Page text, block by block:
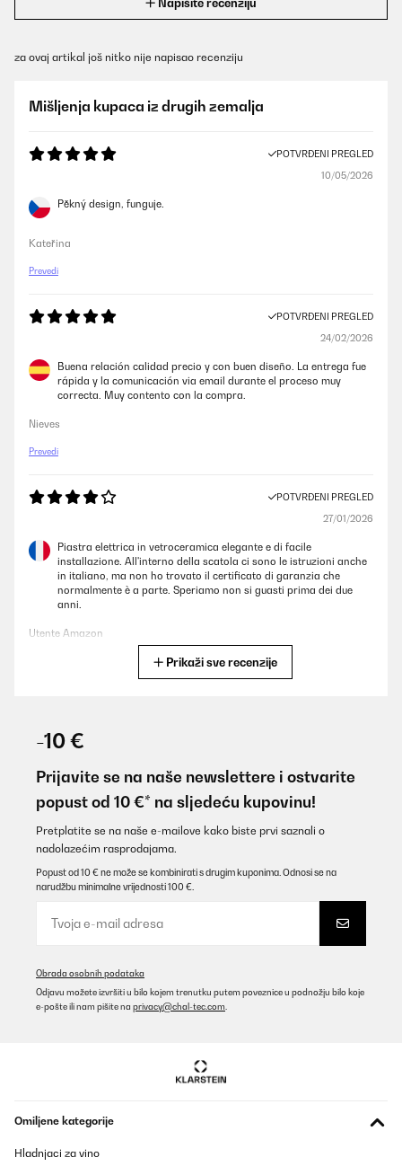
Napišite recenziju
za ovaj artikal još nitko nije napisao recenziju
Mišljenja kupaca iz drugih zemalja
POTVRĐENI PREGLED
10/05/2026
Pěkný design, funguje.
Kateřina
Prevedi
POTVRĐENI PREGLED
24/02/2026
Buena relación calidad precio y con buen diseño. La entrega fue
rápida y la comunicación via email durante el proceso muy
correcta. Muy contento con la compra.
Nieves
Prevedi
POTVRĐENI PREGLED
27/01/2026
Piastra elettrica in vetroceramica elegante e di facile
installazione. All'interno della scatola ci sono le istruzioni anche
in italiano, ma non ho trovato il certificato di garanzia che
normalmente è a parte. Speriamo non si guasti prima dei due
anni.
Utente Amazon
begeistert. Es heizt sehr schnell auf und die Qualität überzeugt
mich auf ganzer Linie. Ein hervorragendes Preis-Leistungs-
Verhältnis!
Yaser
POTVRĐENI PREGLED
18/10/2025
Utilisateur d'Amazon
Sehr gute Oualität
Amazon-Benutzer
Prikaži sve recenzije
-10 €
Prijavite se na naše newslettere i ostvarite
popust od 10 €* na sljedeću kupovinu!
Pretplatite se na naše e-mailove kako biste prvi saznali o
nadolazećim rasprodajama.
Popust od 10 € ne može se kombinirati s drugim kuponima. Odnosi se na
narudžbu minimalne vrijednosti 100 €.
Obrada osobnih podataka
Odjavu možete izvršiti u bilo kojem trenutku putem poveznice u podnožju bilo koje
e-pošte ili nam pišite na privacy@chal-tec.com.
Omiljene kategorije
Hladnjaci za vino